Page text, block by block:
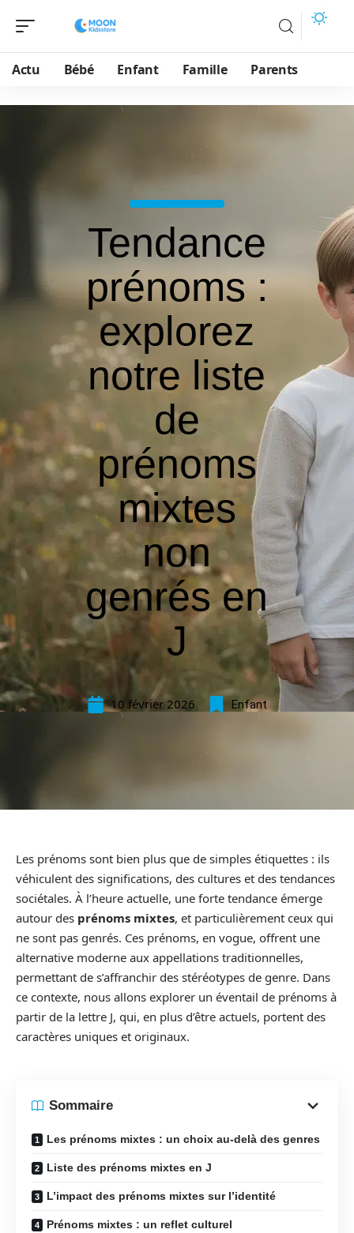
Actu Bébé Enfant Famille Parents
Tendance
prénoms :
explorez
notre liste
de
prénoms
mixtes
non
genrés en
J
10 février 2026 Enfant
Les prénoms sont bien plus que de simples étiquettes : ils
véhiculent des significations, des cultures et des tendances
sociétales. À l’heure actuelle, une forte tendance émerge
autour des prénoms mixtes, et particulièrement ceux qui
ne sont pas genrés. Ces prénoms, en vogue, offrent une
alternative moderne aux appellations traditionnelles,
permettant de s’affranchir des stéréotypes de genre. Dans
ce contexte, nous allons explorer un éventail de prénoms à
partir de la lettre J, qui, en plus d’être actuels, portent des
caractères uniques et originaux.
Sommaire
Les prénoms mixtes : un choix au-delà des genres
Liste des prénoms mixtes en J
L’impact des prénoms mixtes sur l’identité
Prénoms mixtes : un reflet culturel